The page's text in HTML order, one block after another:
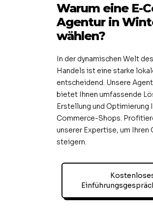
Warum eine E-
Agentur in
wählen?
In der dynamischen Welt
Handels ist eine starke
entscheidend. Unsere
bietet Ihnen umfassende
Erstellung und Optimierung
Commerce-Shops.
unserer Expertise, um Ihren
steigern.